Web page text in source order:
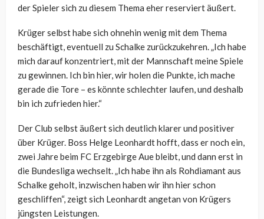
der Spieler sich zu diesem Thema eher reserviert äußert.
Krüger selbst habe sich ohnehin wenig mit dem Thema
beschäftigt, eventuell zu Schalke zurückzukehren. „Ich habe
mich darauf konzentriert, mit der Mannschaft meine Spiele
zu gewinnen. Ich bin hier, wir holen die Punkte, ich mache
gerade die Tore – es könnte schlechter laufen, und deshalb
bin ich zufrieden hier.“
Der Club selbst äußert sich deutlich klarer und positiver
über Krüger. Boss Helge Leonhardt hofft, dass er noch ein,
zwei Jahre beim FC Erzgebirge Aue bleibt, und dann erst in
die Bundesliga wechselt. „Ich habe ihn als Rohdiamant aus
Schalke geholt, inzwischen haben wir ihn hier schon
geschliffen“, zeigt sich Leonhardt angetan von Krügers
jüngsten Leistungen.